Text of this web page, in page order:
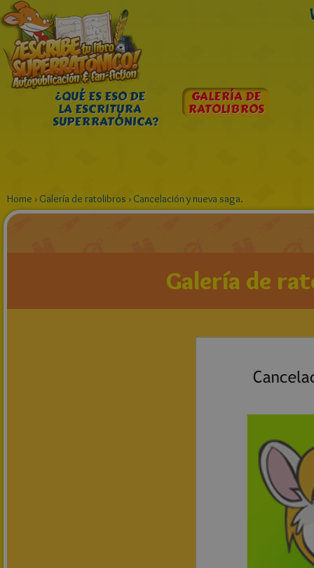
¿QUÉ ES ESO DE
LA ESCRITURA
SUPERRATÓNICA?
GALERÍA DE
RATOLIBROS
Home › Galería de ratolibros › Cancelación y nueva saga.
Galería de